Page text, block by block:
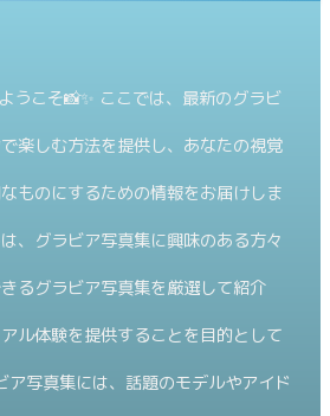
うこそ📸✨ ここでは、最新のグラビ
楽しむ方法を提供し、あなたの視覚
ものにするための情報をお届けしま
、グラビア写真集に興味のある方々
るグラビア写真集を厳選して紹介
ル体験を提供することを目的として
ア写真集には、話題のモデルやアイド